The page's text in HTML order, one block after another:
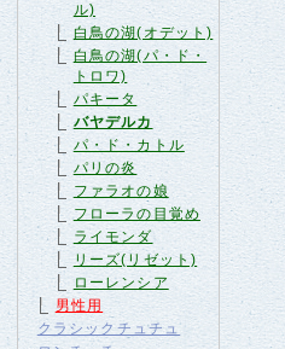
ル)
白鳥の湖(オデット)
白鳥の湖(パ・ド・
トロワ)
パキータ
バヤデルカ
パ・ド・カトル
パリの炎
ファラオの娘
フローラの目覚め
ライモンダ
リーズ(リゼット)
ローレンシア
男性用
クラシックチュチュ